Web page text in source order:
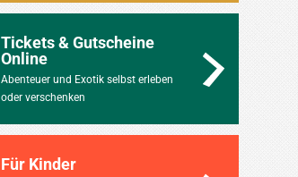
Tickets & Gutscheine
Online
Abenteuer und Exotik selbst erleben
oder verschenken
Für Kinder